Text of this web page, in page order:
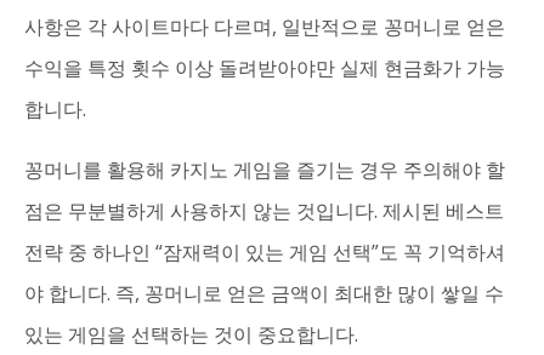
사항은 각 사이트마다 다르며, 일반적으로 꽁머니로 얻은
수익을 특정 횟수 이상 돌려받아야만 실제 현금화가 가능
합니다.
꽁머니를 활용해 카지노 게임을 즐기는 경우 주의해야 할
점은 무분별하게 사용하지 않는 것입니다. 제시된 베스트
전략 중 하나인 “잠재력이 있는 게임 선택”도 꼭 기억하셔
야 합니다. 즉, 꽁머니로 얻은 금액이 최대한 많이 쌓일 수
있는 게임을 선택하는 것이 중요합니다.